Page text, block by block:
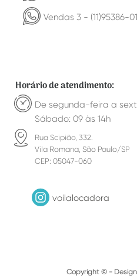
Vendas 3 - (11)95386-
Horário de atendimento:
De segunda-feira a
Sábado: 09 às 14h
Rua Scipião, 332.
Vila Romana, São Paulo/SP
CEP: 05047-060
voilalocadora
Copyright © -